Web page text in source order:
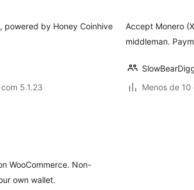
powered by Honey Coinhive
5.1.23
Accept Monero
middleman.
Menos de
WooCommerce. Non-
own wallet.